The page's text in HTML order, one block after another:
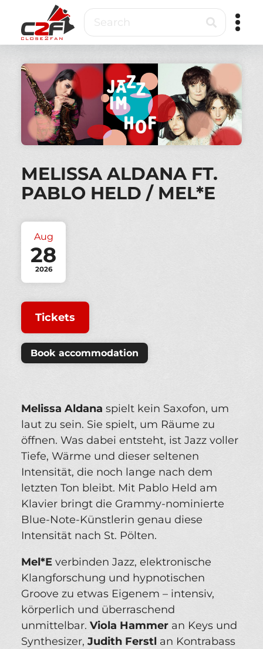
main
content
to
fan
VIP
ticketing
Search
MELISSA ALDANA FT.
PABLO HELD / MEL*E
Aug
28
2026
Tickets
Book accommodation
Melissa Aldana spielt kein Saxofon, um
laut zu sein. Sie spielt, um Räume zu
öffnen. Was dabei entsteht, ist Jazz voller
Tiefe, Wärme und dieser seltenen
Intensität, die noch lange nach dem
letzten Ton bleibt. Mit Pablo Held am
Klavier bringt die Grammy-nominierte
Blue-Note-Künstlerin genau diese
Intensität nach St. Pölten.
Mel*E verbinden Jazz, elektronische
Klangforschung und hypnotischen
Groove zu etwas Eigenem – intensiv,
körperlich und überraschend
unmittelbar. Viola Hammer an Keys und
Synthesizer, Judith Ferstl an Kontrabass